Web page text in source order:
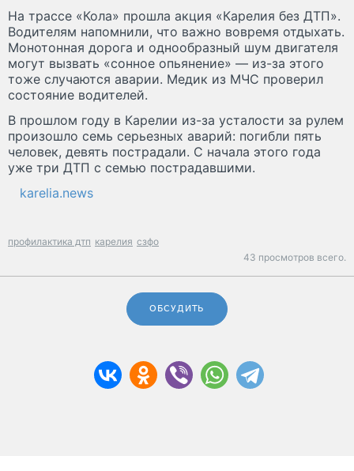
На трассе «Кола» прошла акция «Карелия без ДТП».
Водителям напомнили, что важно вовремя отдыхать.
Монотонная дорога и однообразный шум двигателя
могут вызвать «сонное опьянение» — из-за этого
тоже случаются аварии. Медик из МЧС проверил
состояние водителей.
В прошлом году в Карелии из-за усталости за рулем
произошло семь серьезных аварий: погибли пять
человек, девять пострадали. С начала этого года
уже три ДТП с семью пострадавшими.
karelia.news
профилактика дтп карелия сзфо
43 просмотров всего.
ОБСУДИТЬ